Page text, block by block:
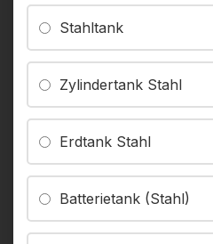
Stahltank
Zylindertank Stahl
Erdtank Stahl
Batterietank (Stahl)